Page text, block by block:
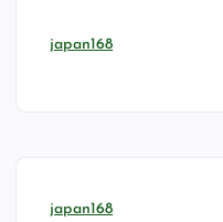
japan168
japan168